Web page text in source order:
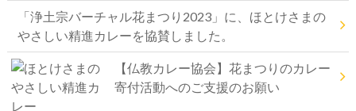
「浄土宗バーチャル花まつり2023」に、ほとけさまの
やさしい精進カレーを協賛しました。
【仏教カレー協会】花まつりのカレー
寄付活動へのご支援のお願い